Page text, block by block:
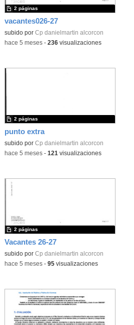
vacantes026-27
subido por Cp danielmartin alcorcon
2 páginas
-hace 5 meses- 236visualizaciones
punto extra
subido por Cp danielmartin alcorcon
2 páginas
-hace 5 meses- 121 visualizaciones
Vacantes 26-27
subido por Cp danielmartin alcorcon
2 páginas
-hace 5 meses- 95visualizaciones